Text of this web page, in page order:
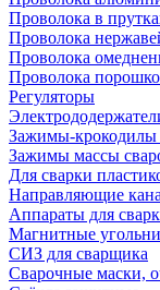
Проволока в
Проволока
Проволока
Проволока
Регуляторы
Зажимы-крокодилы
Зажимы массы
Для сварки
Направляющие
Аппараты для
Магнитные
СИЗ для сварщика
Сварочные маски,